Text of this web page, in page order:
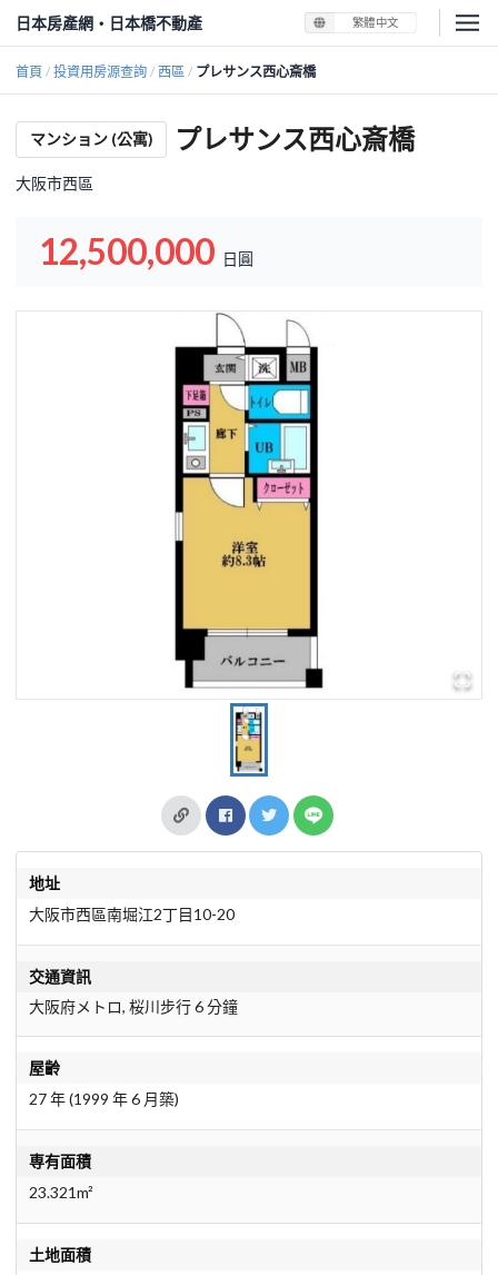
日本房產網・日本橋不動產 繁體中文
首頁 / 投資用房源查詢 / 西區 / プレサンス西心斎橋
マンション (公寓) プレサンス西心斎橋
大阪市西區
12,500,000 日圓
地址
大阪市西區南堀江2丁目10-20
交通資訊
大阪府メトロ, 桜川步行 6 分鐘
屋齡
27 年 (1999 年 6 月築)
専有面積
23.321m²
土地面積